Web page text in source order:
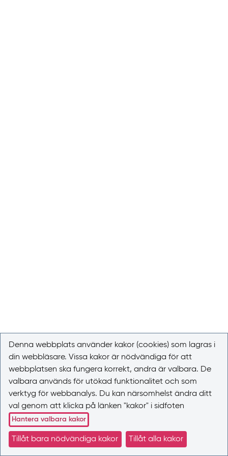
Denna webbplats använder kakor (cookies) som lagras i
din webbläsare. Vissa kakor är nödvändiga för att
webbplatsen ska fungera korrekt, andra är valbara. De
valbara används för utökad funktionalitet och som
verktyg för webbanalys. Du kan närsomhelst ändra ditt
val genom att klicka på länken "kakor" i sidfoten
Hantera valbara kakor
Tillåt bara nödvändiga kakor Tillåt alla kakor